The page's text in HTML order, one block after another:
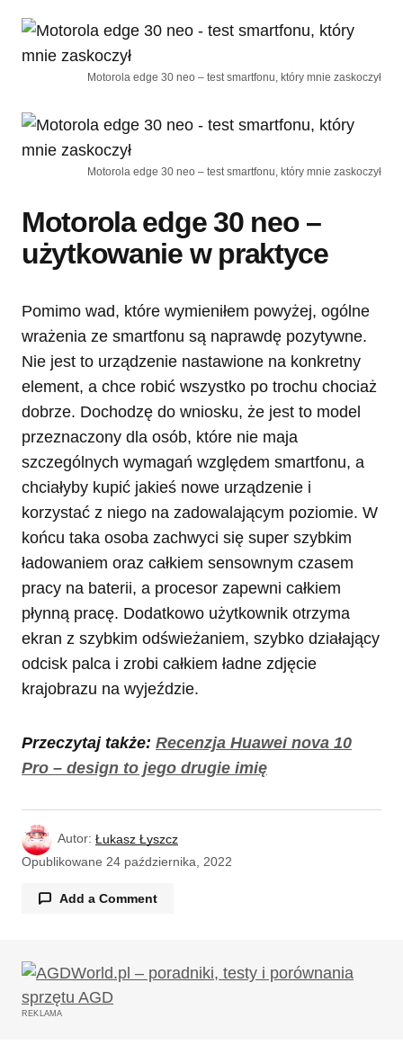
Motorola edge 30 neo – test smartfonu, który mnie zaskoczył
Motorola edge 30 neo – test smartfonu, który mnie zaskoczył
Motorola edge 30 neo –
użytkowanie w praktyce
Pomimo wad, które wymieniłem powyżej, ogólne
wrażenia ze smartfonu są naprawdę pozytywne.
Nie jest to urządzenie nastawione na konkretny
element, a chce robić wszystko po trochu chociaż
dobrze. Dochodzę do wniosku, że jest to model
przeznaczony dla osób, które nie maja
szczególnych wymagań względem smartfonu, a
chciałyby kupić jakieś nowe urządzenie i
korzystać z niego na zadowalającym poziomie. W
końcu taka osoba zachwyci się super szybkim
ładowaniem oraz całkiem sensownym czasem
pracy na baterii, a procesor zapewni całkiem
płynną pracę. Dodatkowo użytkownik otrzyma
ekran z szybkim odświeżaniem, szybko działający
odcisk palca i zrobi całkiem ładne zdjęcie
krajobrazu na wyjeździe.
Przeczytaj także: Recenzja Huawei nova 10
Pro – design to jego drugie imię
Autor: Łukasz Łyszcz
Opublikowane 24 października, 2022
Add a Comment
Twój adres email nie zostanie opublikowany.
Wymagane pola są oznaczone
REKLAMA